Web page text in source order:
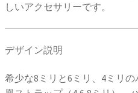
しいアクセサリーです。
デザイン説明
希少な8ミリと6ミリ、4ミリ